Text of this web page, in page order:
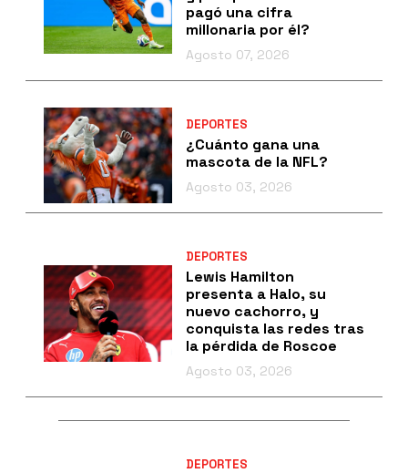
pagó una cifra
millonaria por él?
Agosto 07, 2026
DEPORTES
¿Cuánto gana una
mascota de la NFL?
Agosto 03, 2026
DEPORTES
Lewis Hamilton
presenta a Halo, su
nuevo cachorro, y
conquista las redes tras
la pérdida de Roscoe
Agosto 03, 2026
DEPORTES